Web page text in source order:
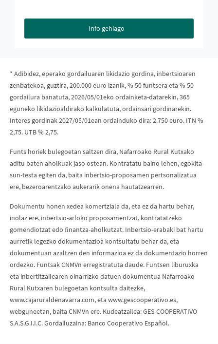
Info gehiago
* Adibidez, eperako gordailuaren likidazio gordina, inbertsioaren
zenbatekoa, guztira, 200.000 euro izanik, % 50 funtsera eta % 50
gordailura banatuta, 2026/05/01eko ordainketa-datarekin, 365
eguneko likidazioaldirako kalkulatuta, ordainsari gordinarekin.
Interes gordinak 2027/05/01ean ordainduko dira: 2.750 euro. ITN %
2,75. UTB % 2,75.
Funts horiek bulegoetan saltzen dira, Nafarroako Rural Kutxako
aditu baten aholkuak jaso ostean. Kontratatu baino lehen, egokita-
sun-testa egiten da, baita inbertsio-proposamen pertsonalizatua
ere, bezeroarentzako aukerarik onena hautatzearren.
Dokumentu honen xedea komertziala da, eta ez da hartu behar,
inolaz ere, inbertsio-arloko proposamentzat, kontratatzeko
gomendiotzat edo ﬁnantza-aholkutzat. Inbertsio-erabaki bat hartu
aurretik legezko dokumentazioa kontsultatu behar da, eta
dokumentuan azaltzen den informazioa ez da dokumentazio horren
ordezko. Funtsak CNMVn erregistratuta daude. Funtsen liburuxka
eta inbertitzailearen oinarrizko datuen dokumentua Nafarroako
Rural Kutxaren bulegoetan kontsulta daitezke,
www.cajaruraldenavarra.com, eta www.gescooperativo.es,
webguneetan, baita CNMVn ere. Kudeatzailea: GES-COOPERATIVO
S.A.S.G.I.I.C. Gordailuzaina: Banco Cooperativo Español.